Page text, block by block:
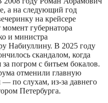
а на следующий год
на крейсере
губернатора
и министра
Набиуллину. В 2025 году
скандалом, когда
погром с битьем бокалов.
отменили главную
по слухам, из-за давнего
Петербурга.